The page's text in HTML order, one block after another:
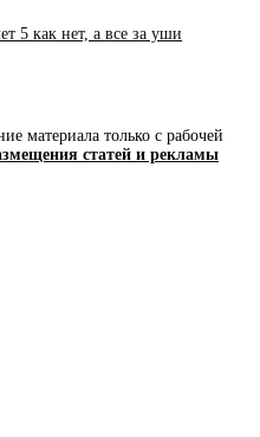
5 как нет, а все за уши
материала только с рабочей
статей и рекламы